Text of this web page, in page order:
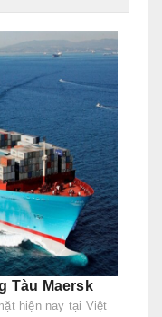
Tàu Maersk
hiện nay tại Việt